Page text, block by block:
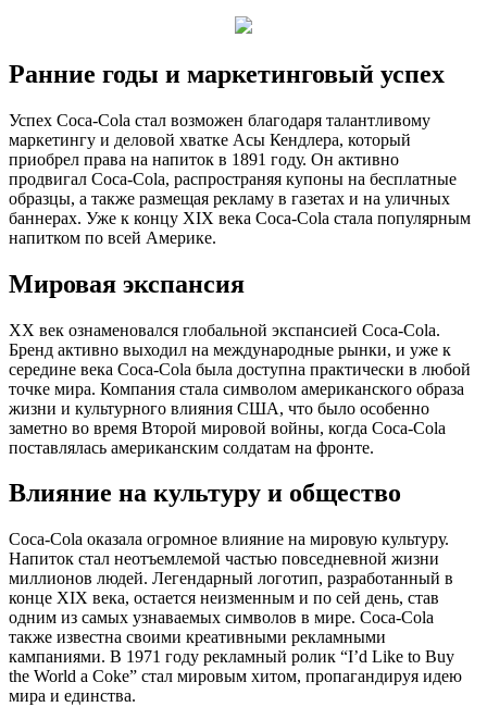
Ранние годы и маркетинговый успех
Успех Coca-Cola стал возможен благодаря талантливому
маркетингу и деловой хватке Асы Кендлера, который
приобрел права на напиток в 1891 году. Он активно
продвигал Coca-Cola, распространяя купоны на бесплатные
образцы, а также размещая рекламу в газетах и на уличных
баннерах. Уже к концу XIX века Coca-Cola стала популярным
напитком по всей Америке.
Мировая экспансия
XX век ознаменовался глобальной экспансией Coca-Cola.
Бренд активно выходил на международные рынки, и уже к
середине века Coca-Cola была доступна практически в любой
точке мира. Компания стала символом американского образа
жизни и культурного влияния США, что было особенно
заметно во время Второй мировой войны, когда Coca-Cola
поставлялась американским солдатам на фронте.
Влияние на культуру и общество
Coca-Cola оказала огромное влияние на мировую культуру.
Напиток стал неотъемлемой частью повседневной жизни
миллионов людей. Легендарный логотип, разработанный в
конце XIX века, остается неизменным и по сей день, став
одним из самых узнаваемых символов в мире. Coca-Cola
также известна своими креативными рекламными
кампаниями. В 1971 году рекламный ролик “I’d Like to Buy
the World a Coke” стал мировым хитом, пропагандируя идею
мира и единства.